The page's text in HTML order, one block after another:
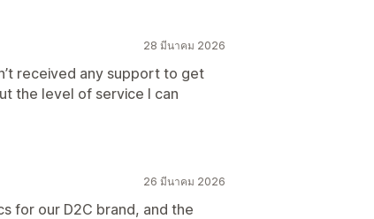
28 มีนาคม 2026
received any support to get
the level of service I can
26 มีนาคม 2026
for our D2C brand, and the